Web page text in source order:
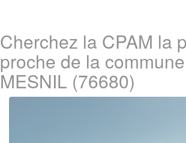
Cherchez la CPAM la
proche de la
MESNIL (76680)